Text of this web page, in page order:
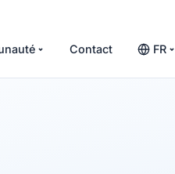
Contact FR